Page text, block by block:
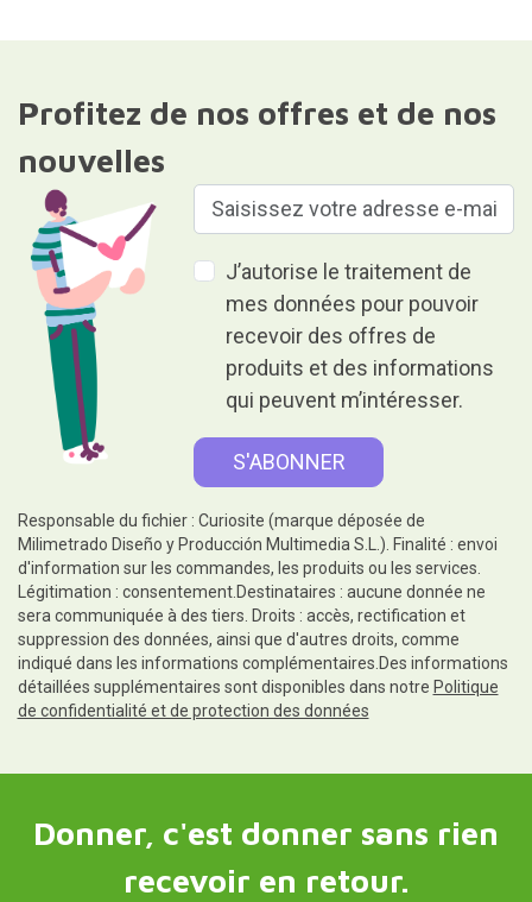
Profitez de nos offres et de nos
nouvelles
J’autorise le traitement de
mes données pour pouvoir
recevoir des offres de
produits et des informations
qui peuvent m’intéresser.
Responsable du fichier : Curiosite (marque déposée de
Milimetrado Diseño y Producción Multimedia S.L.). Finalité : envoi
d'information sur les commandes, les produits ou les services.
Légitimation : consentement.Destinataires : aucune donnée ne
sera communiquée à des tiers. Droits : accès, rectification et
suppression des données, ainsi que d'autres droits, comme
indiqué dans les informations complémentaires.Des informations
détaillées supplémentaires sont disponibles dans notre Politique
de confidentialité et de protection des données
Donner, c'est donner sans rien
recevoir en retour.